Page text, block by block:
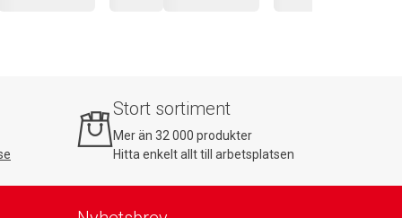
Stort sortiment
Mer än 32 000 produkter
Hitta enkelt allt till arbetsplatsen